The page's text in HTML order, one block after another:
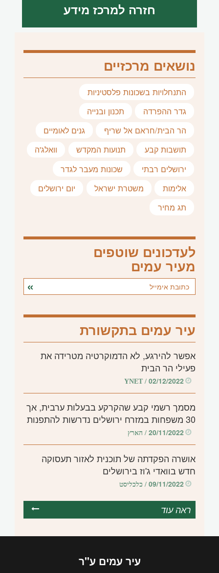
חזרה למרכז מידע
נושאים מרכזיים
התנחלויות בשכונות פלסטיניות
גדר ההפרדה
תכנון ובנייה
הר הבית/חראם אל שריף
גנים לאומיים
תושבות קבע
תנועות המקדש
וואלג'ה
ירושלים רבתי
שכונות מעבר לגדר
אלימות
משטרת ישראל
יום ירושלים
תג מחיר
לעדכונים שוטפים
מעיר עמים
עיר עמים בתקשורת
אפשר להירגע, לא הדמוקרטיה מטרידה את
פעילי הר הבית
02/12/2022
/ YNET
מסמך רשמי קבע שהקרקע בבעלות ערבית, אך
30 משפחות במזרח ירושלים נדרשות להתפנות
20/11/2022/ הארץ
אושרה הפקדתה של תוכנית לאזור תעסוקה
חדש בוואדי ג'וז בירושלים
09/11/2022/ כלכליסט
ראה עוד
עיר עמים ע"ר